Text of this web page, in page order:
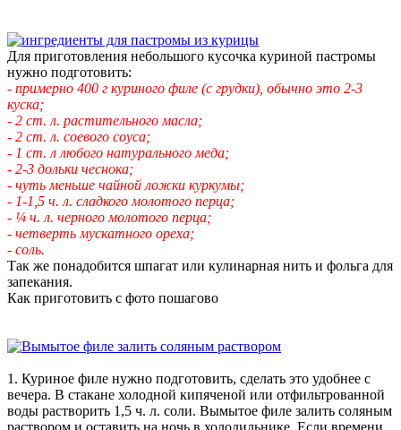
Для приготовления небольшого кусочка куриной пастромы
нужно подготовить:
- примерно 400 г куриного филе (с грудки), обычно это 2-3
куска;
- 2 ст. л. растительного масла;
- 2 ст. л. соевого соуса;
- 1 ст. л любого натурального меда;
- 2-3 дольки чеснока;
- чуть меньше чайной ложки куркумы;
- 1-1,5 ч. л. сладкого молотого перца;
- ¼ ч. л. черного молотого перца;
- четверть мускатного ореха;
- соль.
Так же понадобится шпагат или кулинарная нить и фольга для
запекания.
Как приготовить с фото пошагово
1. Куриное филе нужно подготовить, сделать это удобнее с
вечера. В стакане холодной кипяченой или отфильтрованной
воды растворить 1,5 ч. л. соли. Вымытое филе залить соляным
раствором и оставить на ночь в холодильнике. Если времени